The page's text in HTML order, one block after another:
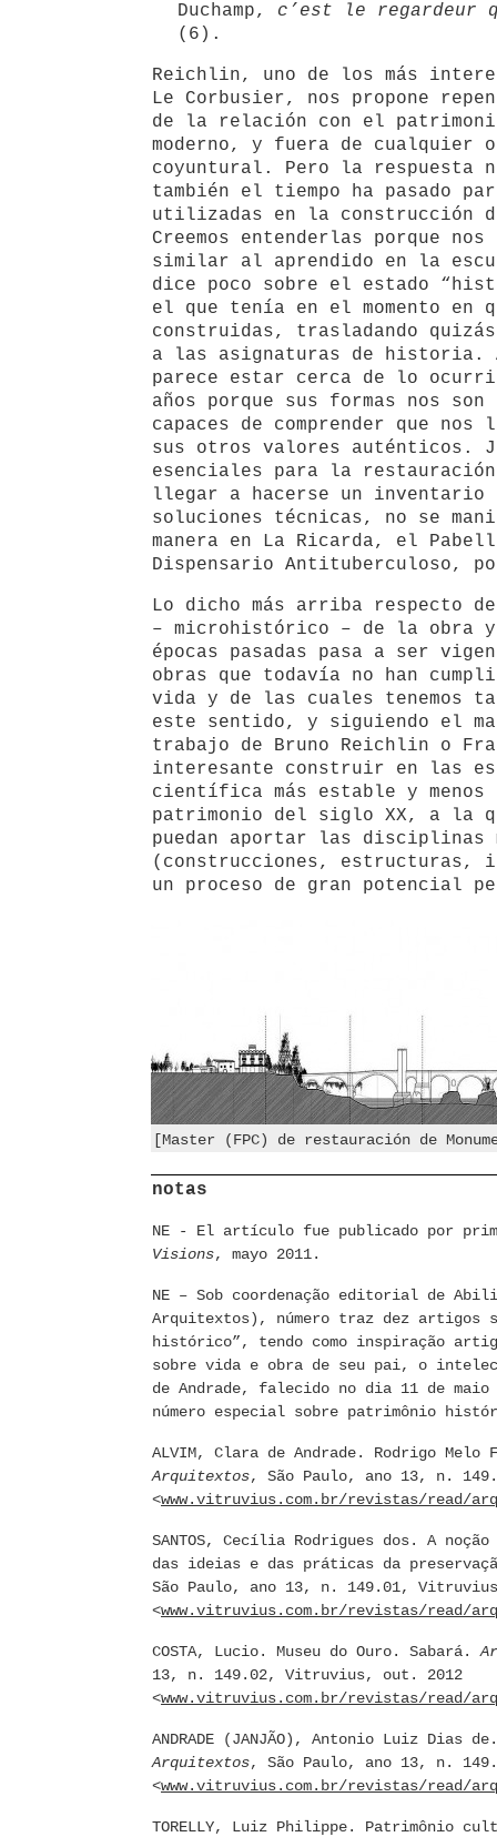
Duchamp, c’est le regardeur
(6).
Reichlin, uno de los más
Le Corbusier, nos propone
de la relación con el
moderno, y fuera de cualquier
coyuntural. Pero la respuesta
también el tiempo ha pasado
utilizadas en la construcción
Creemos entenderlas porque
similar al aprendido en la
dice poco sobre el estado
el que tenía en el momento en
construidas, trasladando
a las asignaturas de historia.
parece estar cerca de lo
años porque sus formas nos
capaces de comprender que
sus otros valores auténticos.
esenciales para la
llegar a hacerse un inventario
soluciones técnicas, no se
manera en La Ricarda, el
Dispensario Antituberculoso,
Lo dicho más arriba respecto
– microhistórico – de la obra y
épocas pasadas pasa a ser
obras que todavía no han
vida y de las cuales tenemos
este sentido, y siguiendo el
trabajo de Bruno Reichlin o
interesante construir en las
científica más estable y menos
patrimonio del siglo XX, a la
puedan aportar las disciplinas
(construcciones, estructuras,
un proceso de gran potencial
[Master (FPC) de restauración de
notas
NE - El artículo fue publicado por
Visions, mayo 2011.
NE – Sob coordenação editorial de
Arquitextos), número traz dez artigos
histórico”, tendo como inspiração
sobre vida e obra de seu pai, o
de Andrade, falecido no dia 11 de
número especial sobre patrimônio
ALVIM, Clara de Andrade. Rodrigo Melo
Arquitextos, São Paulo, ano 13, n.
<www.vitruvius.com.br/revistas/read/
SANTOS, Cecília Rodrigues dos. A
das ideias e das práticas da
São Paulo, ano 13, n. 149.01,
<www.vitruvius.com.br/revistas/read/
COSTA, Lucio. Museu do Ouro. Sabará.
13, n. 149.02, Vitruvius, out. 2012
<www.vitruvius.com.br/revistas/read/
ANDRADE (JANJÃO), Antonio Luiz Dias
Arquitextos, São Paulo, ano 13, n.
<www.vitruvius.com.br/revistas/read/
TORELLY, Luiz Philippe. Patrimônio